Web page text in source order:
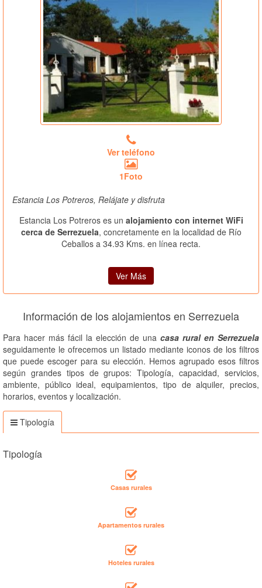
Ver teléfono
1Foto
Estancia Los Potreros, Relájate y disfruta
Estancia Los Potreros es un alojamiento con internet WiFi
cerca de Serrezuela, concretamente en la localidad de Río
Ceballos a 34.93 Kms. en línea recta.
Ver Más
Información de los alojamientos en Serrezuela
Para hacer más fácil la elección de una casa rural en Serrezuela
seguidamente le ofrecemos un listado mediante iconos de los filtros
que puede escoger para su elección. Hemos agrupado esos filtros
según grandes tipos de grupos: Tipología, capacidad, servicios,
ambiente, público ideal, equipamientos, tipo de alquiler, precios,
horarios, eventos y localización.
Tipología
Tipología
Casas rurales
Apartamentos rurales
Hoteles rurales